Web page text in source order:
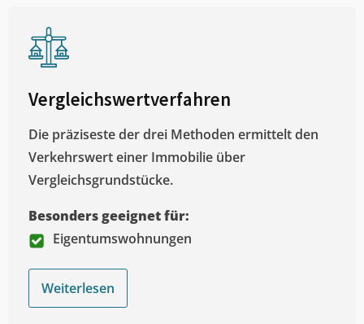
Vergleichswertverfahren
Die präziseste der drei Methoden ermittelt den
Verkehrswert einer Immobilie über
Vergleichsgrundstücke.
Besonders geeignet für:
Eigentumswohnungen
Weiterlesen